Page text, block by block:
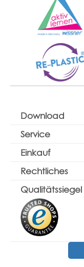
Download
Service
Einkauf
Rechtliches
Qualitätssiegel